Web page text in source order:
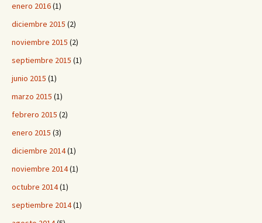
enero 2016(1)
diciembre 2015 (2)
noviembre 2015 (2)
septiembre 2015 (1)
junio 2015 (1)
marzo 2015 (1)
febrero 2015 (2)
enero 2015 (3)
diciembre 2014(1)
noviembre 2014(1)
octubre 2014(1)
septiembre 2014(1)